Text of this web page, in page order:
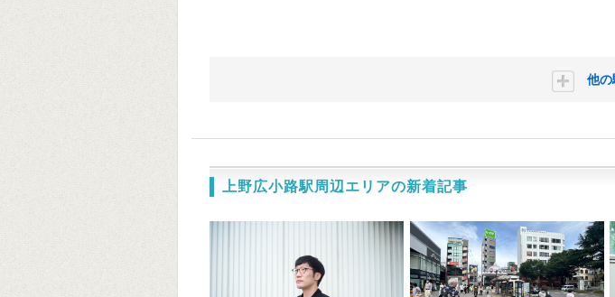
他の
上野広小路駅周辺エリアの新着記事